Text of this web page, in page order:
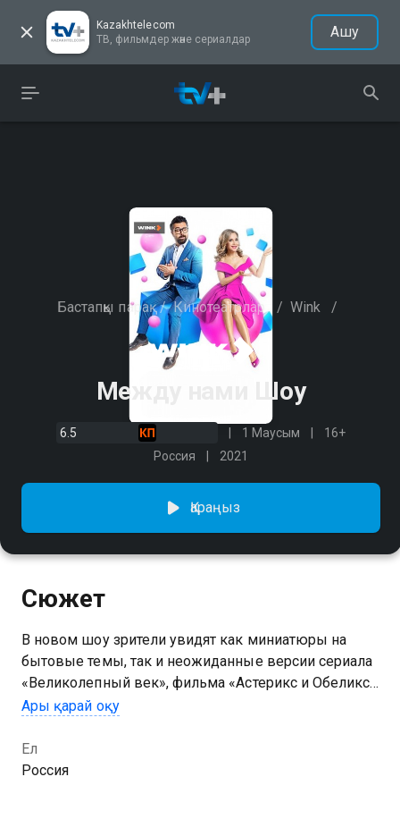
Kazakhtelecom
ТВ, фильмдер және сериалдар
Ашу
Бастапқы парақ / Кинотеатрлар / Wink /
Между нами Шоу
6.5 1 Маусым
16+
Россия
2021
Қараңыз
Сюжет
В новом шоу зрители увидят как миниатюры на
бытовые темы, так и неожиданные версии сериала
«Великолепный век», фильма «Астерикс и Обеликс»
и мультфильмов «Шрек» и «История игрушек». На
КВН разных лет: Дмитрий Колчин, Ренат Мухамбаев,
Дмитрий Бушуев, Алексей Кривеня, Иван
Ары қарай оқу
Ел
Россия